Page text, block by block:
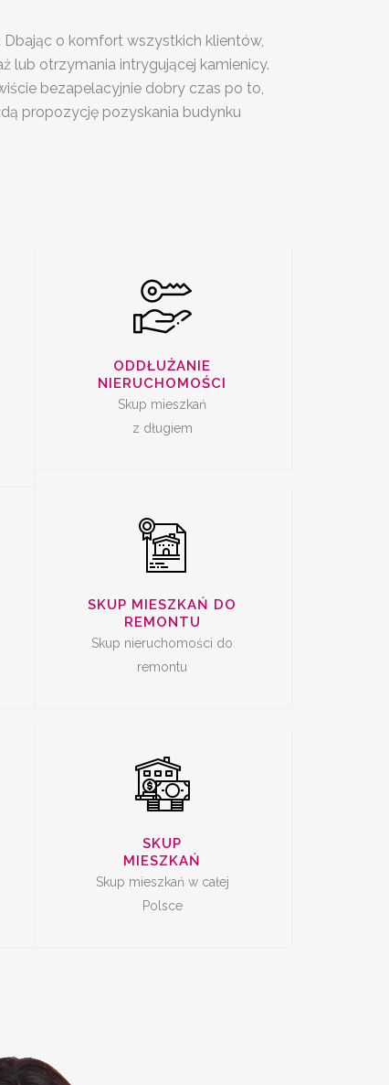
o komfort wszystkich klientów,
lub otrzymania intrygującej kamienicy.
bezapelacyjnie dobry czas po to,
propozycję pozyskania budynku
ODDŁUŻANIE
NIERUCHOMOŚCI
Skup mieszkań
z długiem
SKUP
SKUP MIESZKAŃ DO
REMONTU
Skup nieruchomości do
remontu
SKUP LOKALI DO
REMONTU
SKUP
MIESZKAŃ
Skup mieszkań w całej
Polsce
SKUP MIESZKAŃ